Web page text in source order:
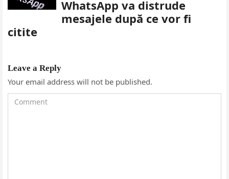
WhatsApp va distrude
mesajele după ce vor fi
citite
Leave a Reply
Your email address will not be published.